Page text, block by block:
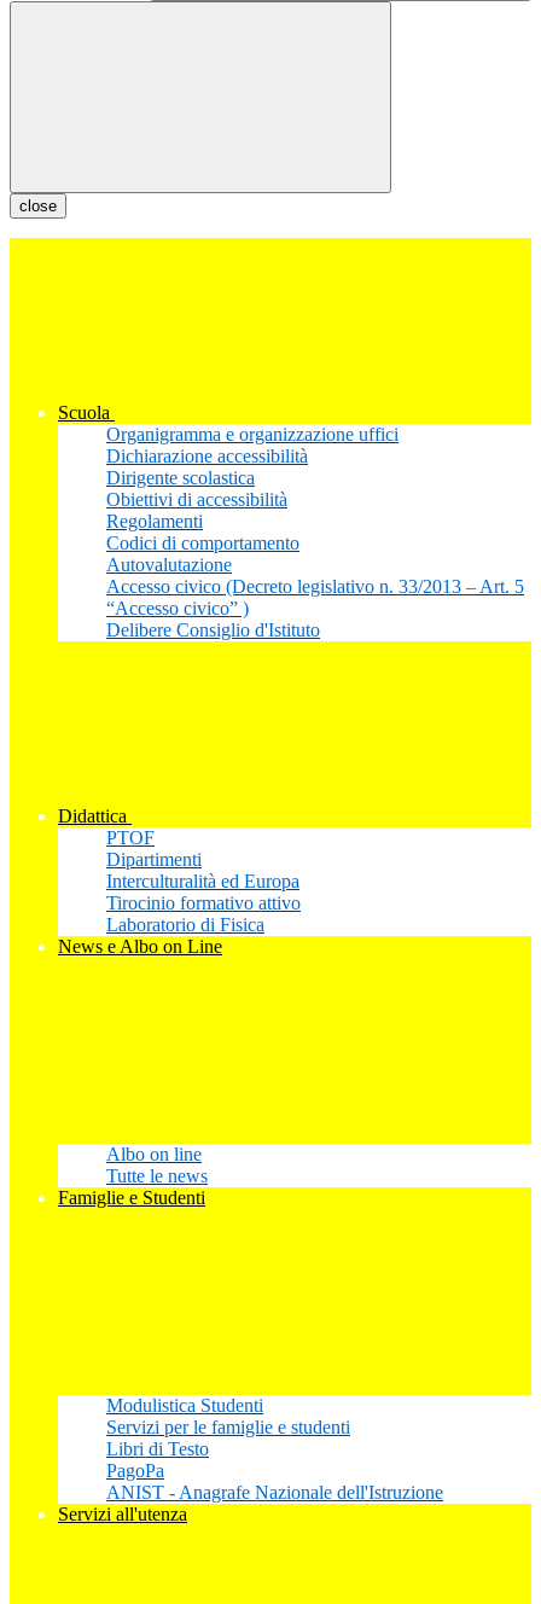
close
Scuola
Organigramma e organizzazione uffici
Dichiarazione accessibilità
Dirigente scolastica
Obiettivi di accessibilità
Regolamenti
Codici di comportamento
Autovalutazione
Accesso civico (Decreto legislativo n. 33/2013 – Art. 5
“Accesso civico” )
Delibere Consiglio d'Istituto
Didattica
PTOF
Dipartimenti
Interculturalità ed Europa
Tirocinio formativo attivo
Laboratorio di Fisica
News e Albo on Line
Albo on line
Tutte le news
Famiglie e Studenti
Modulistica Studenti
Servizi per le famiglie e studenti
Libri di Testo
PagoPa
ANIST - Anagrafe Nazionale dell'Istruzione
Servizi all'utenza